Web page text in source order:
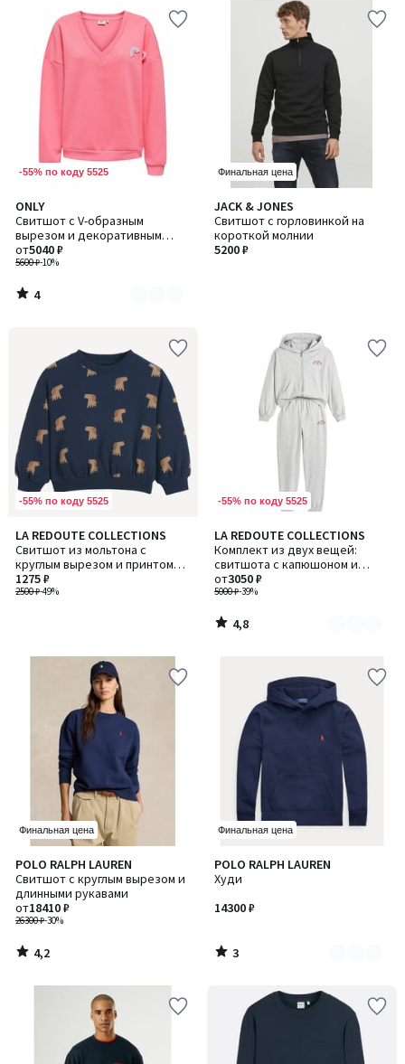
-55% по коду 5525
ONLY
Свитшот с V-образным
вырезом и декоративным
элементом в виде цветной
нашивки
5600 ₽-10%
от5040 ₽
4
/
5
Количество
цветов:
3
4
/
Финальная цена
JACK & JONES
Свитшот с горловинкой на
короткой молнии
5200 ₽
-55% по коду 5525
LA REDOUTE COLLECTIONS
Свитшот из мольтона с
круглым вырезом и принтом
"собаки"
2500 ₽-49%
1275 ₽
-55% по коду 5525
LA REDOUTE COLLECTIONS
Комплект из двух вещей:
свитшота с капюшоном и
брюк
5000 ₽-39%
от3050 ₽
4,8
/ 5
Количество
цветов:
2
4,8
/
Финальная цена
POLO RALPH LAUREN
Свитшот с круглым вырезом и
длинными рукавами
26300 ₽-30%
от18410 ₽
4,2
/ 5
4,2
/
Финальная цена
POLO RALPH LAUREN
Худи
14300 ₽
3
/
Количество
цветов:
3
3
/